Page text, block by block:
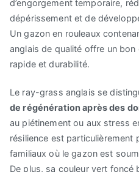
d’engorgement temporaire,
dépérissement et de
Un gazon en rouleaux
anglais de qualité offre un
rapide et durabilité.
Le ray-grass anglais se
de régénération après des
au piétinement ou aux stress
résilience est particulièrement
familiaux où le gazon est
De plus, sa couleur vert foncé